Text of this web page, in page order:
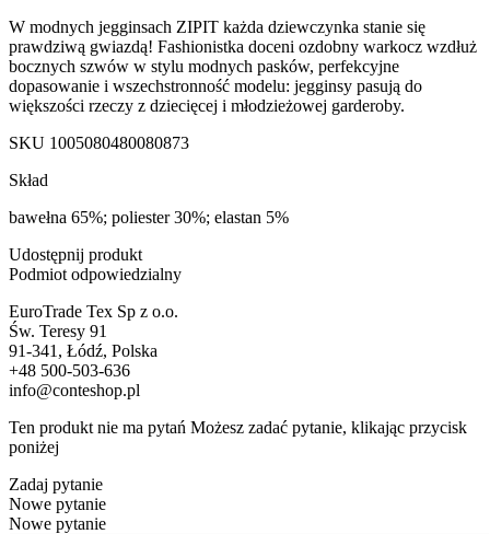
W modnych jegginsach ZIPIT każda dziewczynka stanie się
prawdziwą gwiazdą! Fashionistka doceni ozdobny warkocz wzdłuż
bocznych szwów w stylu modnych pasków, perfekcyjne
dopasowanie i wszechstronność modelu: jegginsy pasują do
większości rzeczy z dziecięcej i młodzieżowej garderoby.
SKU 1005080480080873
Skład
bawełna 65%; poliester 30%; elastan 5%
Udostępnij produkt
Podmiot odpowiedzialny
EuroTrade Tex Sp z o.o.
Św. Teresy 91
91-341, Łódź, Polska
+48 500-503-636
info@conteshop.pl
Ten produkt nie ma pytań Możesz zadać pytanie, klikając przycisk
poniżej
Zadaj pytanie
Nowe pytanie
Nowe pytanie